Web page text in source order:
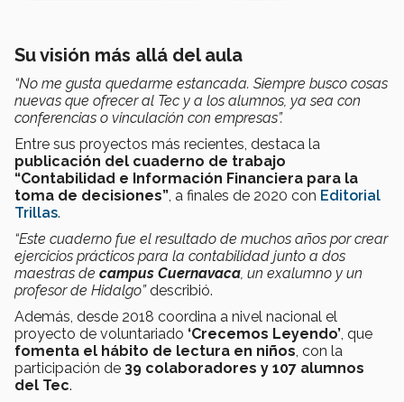
Su visión más allá del aula
“No me gusta quedarme estancada. Siempre busco cosas
nuevas que ofrecer al Tec y a los alumnos, ya sea con
conferencias o vinculación con empresas”.
Entre sus proyectos más recientes, destaca la
publicación del cuaderno de trabajo
“Contabilidad e Información Financiera para la
toma de decisiones” , a finales de 2020 con Editorial
Trillas.
“Este cuaderno fue el resultado de muchos años por crear
ejercicios prácticos para la contabilidad junto a dos
maestras de campus Cuernavaca , un exalumno y un
profesor de Hidalgo”describió.
Además, desde 2018 coordina a nivel nacional el
proyecto de voluntariado ‘Crecemos Leyendo’ , que
fomenta el hábito de lectura en niños , con la
participación de 39 colaboradores y 107 alumnos
del Tec.